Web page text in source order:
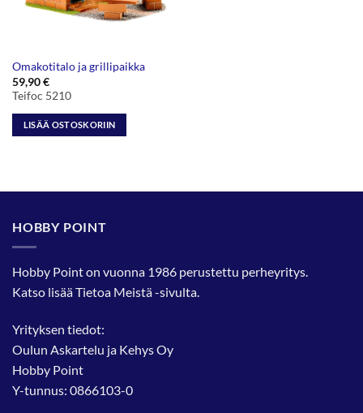
Omakotitalo ja grillipaikka
59,90€
Teifoc 5210
LISÄÄ OSTOSKORIIN
HOBBY POINT
Hobby Point on vuonna 1986 perustettu perheyritys.
Katso lisääTietoa Meistä-sivulta.
Yrityksen tiedot:
Oulun Askartelu ja Kehys Oy
Hobby Point
Y-tunnus: 0866103-0